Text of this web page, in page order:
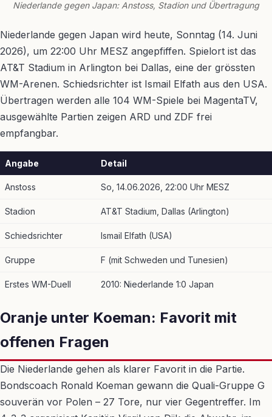
Niederlande gegen Japan: Anstoss, Stadion und Übertragung
Niederlande gegen Japan wird heute, Sonntag (14. Juni
2026), um 22:00 Uhr MESZ angepfiffen. Spielort ist das
AT&T Stadium in Arlington bei Dallas, eine der grössten
WM-Arenen. Schiedsrichter ist Ismail Elfath aus den USA.
Übertragen werden alle 104 WM-Spiele bei MagentaTV,
ausgewählte Partien zeigen ARD und ZDF frei
empfangbar.
Angabe Detail
Anstoss So, 14.06.2026, 22:00 Uhr MESZ
Stadion AT&T Stadium, Dallas (Arlington)
Schiedsrichter Ismail Elfath (USA)
Gruppe F (mit Schweden und Tunesien)
Erstes WM-Duell 2010: Niederlande 1:0 Japan
Oranje unter Koeman: Favorit mit
offenen Fragen
Die Niederlande gehen als klarer Favorit in die Partie.
Bondscoach Ronald Koeman gewann die Quali-Gruppe G
souverän vor Polen – 27 Tore, nur vier Gegentreffer. Im